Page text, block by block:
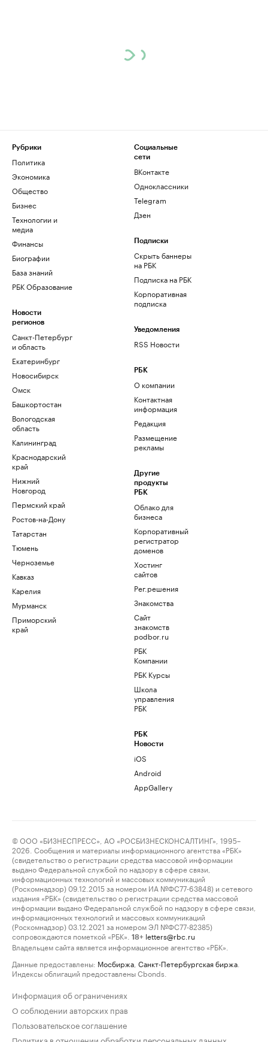
Рубрики
Политика
Экономика
Общество
Бизнес
Технологии и
медиа
Финансы
Биографии
База знаний
РБК Образование
Новости
регионов
Санкт-Петербург
и область
Екатеринбург
Новосибирск
Омск
Башкортостан
Вологодская
область
Калининград
Краснодарский
край
Нижний
Новгород
Пермский край
Ростов-на-Дону
Татарстан
Тюмень
Черноземье
Кавказ
Карелия
Мурманск
Приморский
край
Социальные
сети
ВКонтакте
Одноклассники
Telegram
Дзен
Подписки
Скрыть баннеры
на РБК
Подписка на РБК
Корпоративная
подписка
Уведомления
RSS Новости
РБК
О компании
Контактная
информация
Редакция
Размещение
рекламы
Другие
продукты
РБК
Облако для
бизнеса
Корпоративный
регистратор
доменов
Хостинг
сайтов
Рег.решения
Знакомства
Сайт
знакомств
podbor.ru
РБК
Компании
РБК Курсы
Школа
управления
РБК
РБК
Новости
iOS
Android
AppGallery
© ООО «БИЗНЕСПРЕСС», АО «РОСБИЗНЕСКОНСАЛТИНГ», 1995–
2026. Сообщения и материалы информационного агентства «РБК»
(свидетельство о регистрации средства массовой информации
выдано Федеральной службой по надзору в сфере связи,
информационных технологий и массовых коммуникаций
(Роскомнадзор) 09.12.2015 за номером ИА №ФС77-63848) и сетевого
издания «РБК» (свидетельство о регистрации средства массовой
информации выдано Федеральной службой по надзору в сфере связи,
информационных технологий и массовых коммуникаций
(Роскомнадзор) 03.12.2021 за номером ЭЛ №ФС77-82385)
сопровождаются пометкой «РБК».
18+ letters@rbc.ru
Владельцем сайта является информационное агентство «РБК».
Данные предоставлены: Мосбиржа Санкт-Петербургская биржа
Индексы облигаций предоставлены Cbonds.
Информация об ограничениях
О соблюдении авторских прав
Пользовательское соглашение